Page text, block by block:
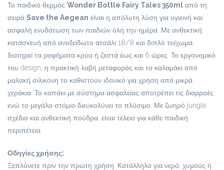
Το παιδικό θερμός Wonder Bottle Fairy Tales 350ml από τη
σειρά Save the Aegean είναι η απόλυτη λύση για υγιεινή και
ασφαλή ενυδάτωση των παιδιών όλη την ημέρα. Με ανθεκτική
κατασκευή από ανοξείδωτο ατσάλι 18/8 και διπλό τοίχωμα,
διατηρεί τα ροφήματα κρύα ή ζεστά έως και 6 ώρες. Το εργονομικό
του design, η πρακτική λαβή μεταφοράς και το καλαμάκι από
μαλακή σιλικόνη το καθιστούν ιδανικό για χρήση από μικρά
χεράκια. Το καπάκι με σύστημα ασφαλείας αποτρέπει τις διαρροές,
ενώ το μεγάλο στόμιο διευκολύνει το πλύσιμο. Με ζωηρό jungle
σχέδιο και ανθεκτική πούδρα, είναι τέλειο για κάθε παιδική
περιπέτεια.
Οδηγίες χρήσης:
Ξεπλύνετε πριν την πρώτη χρήση. Κατάλληλο για νερό, χυμούς ή